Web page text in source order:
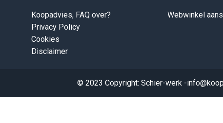
Koopadvies, FAQ over?
Privacy Policy
Cookies
Disclaimer
Webwinkel
© 2023 Copyright: Schier-werk -